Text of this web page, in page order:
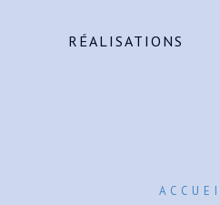
RÉALISATIONS